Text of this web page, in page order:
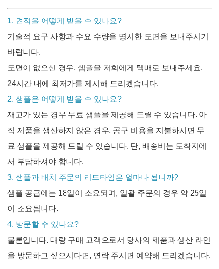
1. 견적을 어떻게 받을 수 있나요?
기술적 요구 사항과 수요 수량을 명시한 도면을 보내주시기
바랍니다.
도면이 없으신 경우, 샘플을 저희에게 택배로 보내주세요.
24시간 내에 최저가를 제시해 드리겠습니다.
2. 샘플은 어떻게 받을 수 있나요?
재고가 있는 경우 무료 샘플을 제공해 드릴 수 있습니다. 아
직 제품을 생산하지 않은 경우, 공구 비용을 지불하시면 무
료 샘플을 제공해 드릴 수 있습니다. 단, 배송비는 도착지에
서 부담하셔야 합니다.
3. 샘플과 배치 주문의 리드타임은 얼마나 됩니까?
샘플 공급에는 18일이 소요되며, 일괄 주문의 경우 약 25일
이 소요됩니다.
4. 방문할 수 있나요?
물론입니다. 대량 구매 고객으로서 당사의 제품과 생산 라인
을 방문하고 싶으시다면, 연락 주시면 예약해 드리겠습니다.